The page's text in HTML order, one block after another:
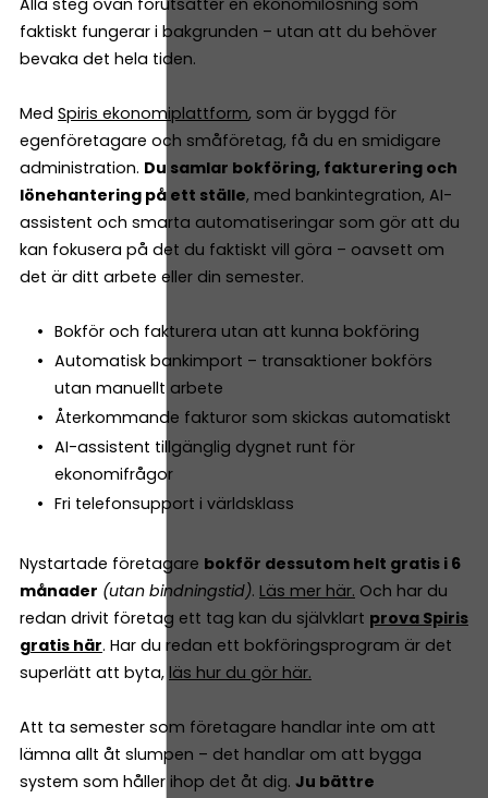
faktiskt fungerar i bakgrunden – utan att du behöver
bevaka det hela tiden.
Med Spiris ekonomiplattform, som är byggd för
egenföretagare och småföretag, få du en smidigare
administration. Du samlar bokföring, fakturering och
lönehantering på ett ställe, med bankintegration, AI-
assistent och smarta automatiseringar som gör att du
kan fokusera på det du faktiskt vill göra – oavsett om
det är ditt arbete eller din semester.
Bokför och fakturera utan att kunna bokföring
Automatisk bankimport – transaktioner bokförs
utan manuellt arbete
Återkommande fakturor som skickas automatiskt
AI-assistent tillgänglig dygnet runt för
ekonomifrågor
Fri telefonsupport i världsklass
Nystartade företagare bokför dessutom helt gratis i 6
månader (utan bindningstid). Läs mer här. Och har du
redan drivit företag ett tag kan du självklart prova Spiris
gratis här. Har du redan ett bokföringsprogram är det
superlätt att byta, läs hur du gör här.
Att ta semester som företagare handlar inte om att
lämna allt åt slumpen – det handlar om att bygga
system som håller ihop det åt dig. Ju bättre